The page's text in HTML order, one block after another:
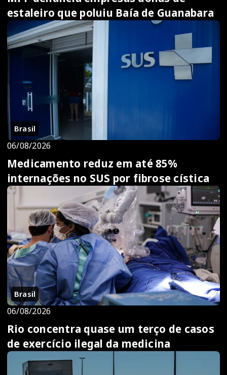
estaleiro que poluiu Baía de Guanabara
Brasil
06/08/2026
Medicamento reduz em até 85%
internações no SUS por fibrose cística
Brasil
06/08/2026
Rio concentra quase um terço de casos
de exercício ilegal da medicina